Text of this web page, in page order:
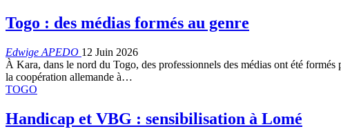
Togo : des médias formés au genre
Edwige APEDO 12 Juin 2026
À Kara, dans le nord du Togo, des professionnels des médias ont été
la coopération allemande à…
TOGO
Handicap et VBG : sensibilisation à Lomé